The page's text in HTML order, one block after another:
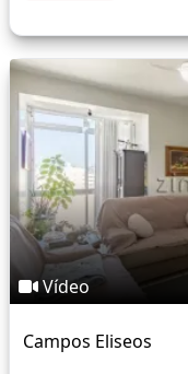
Vídeo
Campos Eliseos